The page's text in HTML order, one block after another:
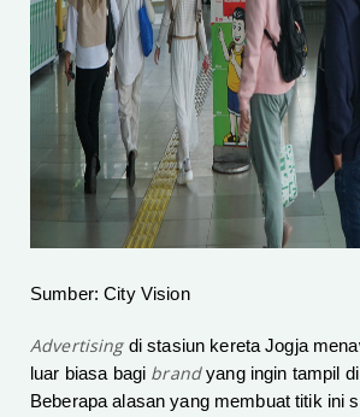
Sumber: City Vision
Advertisingdi stasiun kereta Jogja
luar biasa bagi brandyang ingin tampil
Beberapa alasan yang membuat titik ini